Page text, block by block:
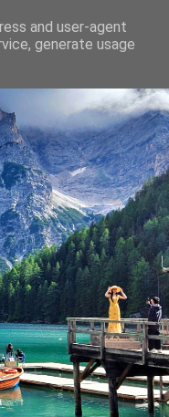
and user-agent
generate usage